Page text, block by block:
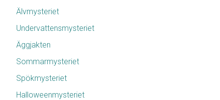
Älvmysteriet
Undervattensmysteriet
Äggjakten
Sommarmysteriet
Spökmysteriet
Halloweenmysteriet